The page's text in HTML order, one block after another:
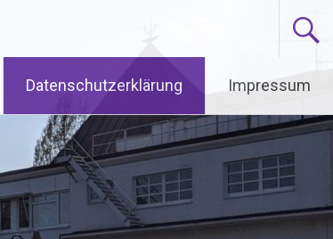
Datenschutzerklärung Impressum